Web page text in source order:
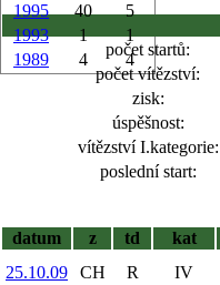
1995
40
5
1993
1
1
1989
4 4
počet startů:
počet vítězství:
zisk:
úspěšnost:
vítězství I.kategorie:
poslední start:
datum
z td kat
25.10.09
CH R IV